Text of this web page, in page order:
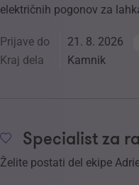
električnih pogonov za
Prijave do 21. 8. 2026
Kraj dela Kamnik
Specialist za
Želite postati del ekipe